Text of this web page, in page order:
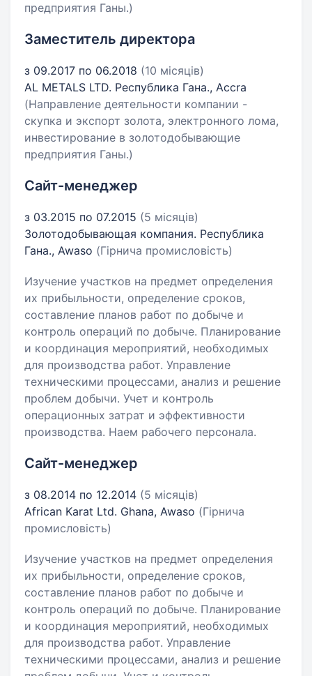
предприятия Ганы.)
Заместитель директора
з 09.2017 по 06.2018 (10 місяців)
AL METALS LTD. Республика Гана., Accra
(Направление деятельности компании -
скупка и экспорт золота, электронного лома,
инвестирование в золотодобывающие
предприятия Ганы.)
Сайт-менеджер
з 03.2015 по 07.2015 (5 місяців)
Золотодобывающая компания. Республика
Гана., Awaso (Гірнича промисловість)
Изучение участков на предмет определения
их прибыльности, определение сроков,
составление планов работ по добыче и
контроль операций по добыче. Планирование
и координация мероприятий, необходимых
для производства работ. Управление
техническими процессами, анализ и решение
проблем добычи. Учет и контроль
операционных затрат и эффективности
производства. Наем рабочего персонала.
Сайт-менеджер
з 08.2014 по 12.2014 (5 місяців)
African Karat Ltd. Ghana, Awaso (Гірнича
промисловість)
Изучение участков на предмет определения
их прибыльности, определение сроков,
составление планов работ по добыче и
контроль операций по добыче. Планирование
и координация мероприятий, необходимых
для производства работ. Управление
техническими процессами, анализ и решение